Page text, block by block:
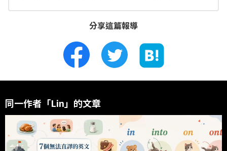
分享這篇報導
同一作者「Lin」的文章